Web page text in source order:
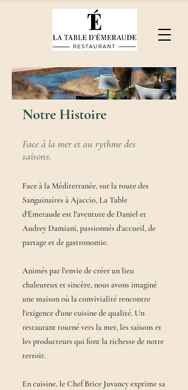
Notre Histoire
​Face à la mer et au rythme des
saisons.
Face à la Méditerranée, sur la route des
Sanguinaires à Ajaccio, La Table
d'Émeraude est l'aventure de Daniel et
Audrey Damiani, passionnés d'accueil, de
partage et de gastronomie.
Animés par l'envie de créer un lieu
chaleureux et sincère, nous avons imaginé
une maison où la convivialité rencontre
l'exigence d'une cuisine de qualité. Un
restaurant tourné vers la mer, les saisons et
les producteurs qui font la richesse de notre
terroir.
En cuisine, le Chef Brice Juvancy exprime sa